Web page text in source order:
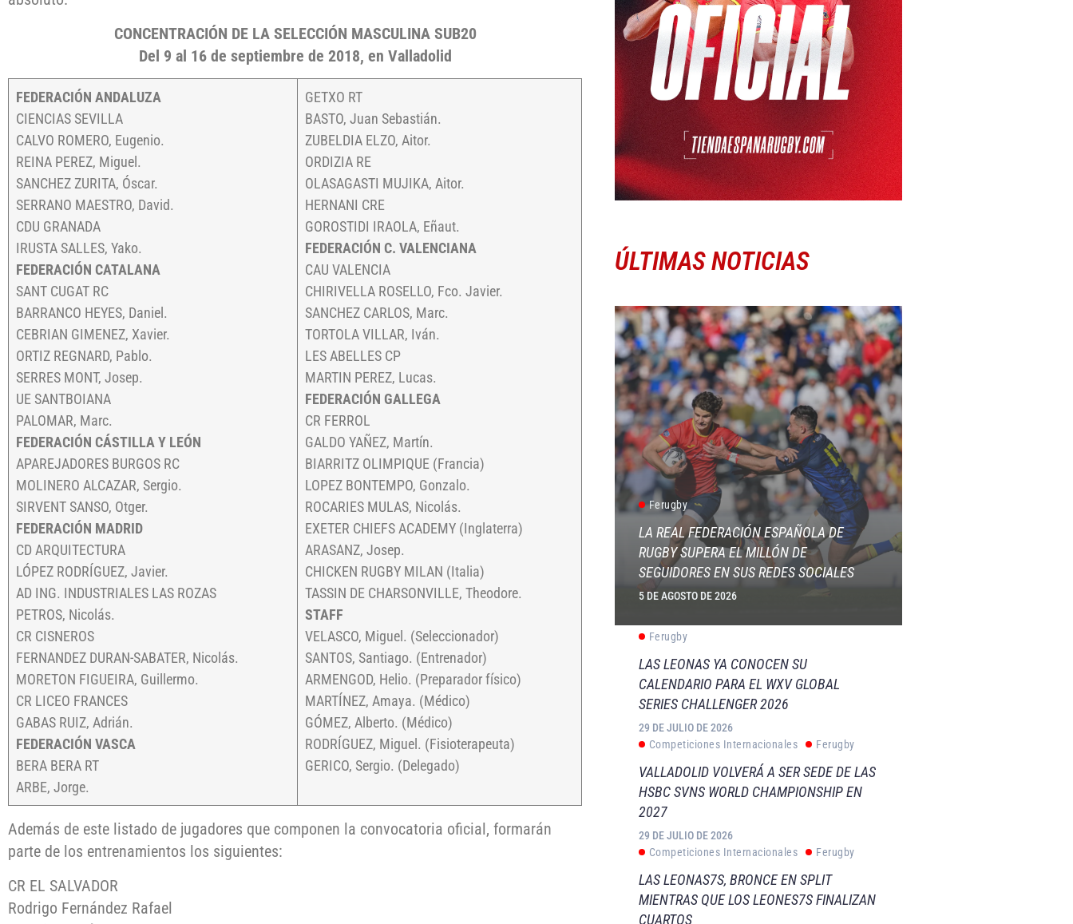
CONCENTRACIÓN DE LA SELECCIÓN MASCULINA SUB20
Del 9 al 16 de septiembre de 2018, en Valladolid
FEDERACIÓN ANDALUZA
CIENCIAS SEVILLA
CALVO ROMERO, Eugenio.
REINA PEREZ, Miguel.
SANCHEZ ZURITA, Óscar.
SERRANO MAESTRO, David.
CDU GRANADA
IRUSTA SALLES, Yako.
FEDERACIÓN CATALANA
SANT CUGAT RC
BARRANCO HEYES, Daniel.
CEBRIAN GIMENEZ, Xavier.
ORTIZ REGNARD, Pablo.
SERRES MONT, Josep.
UE SANTBOIANA
PALOMAR, Marc.
FEDERACIÓN CÁSTILLA Y LEÓN
APAREJADORES BURGOS RC
MOLINERO ALCAZAR, Sergio.
SIRVENT SANSO, Otger.
FEDERACIÓN MADRID
CD ARQUITECTURA
LÓPEZ RODRÍGUEZ, Javier.
AD ING. INDUSTRIALES LAS ROZAS
PETROS, Nicolás.
CR CISNEROS
FERNANDEZ DURAN-SABATER, Nicolás.
MORETON FIGUEIRA, Guillermo.
CR LICEO FRANCES
GABAS RUIZ, Adrián.
FEDERACIÓN VASCA
BERA BERA RT
ARBE, Jorge.
GETXO RT
BASTO, Juan Sebastián.
ZUBELDIA ELZO, Aitor.
ORDIZIA RE
OLASAGASTI MUJIKA, Aitor.
HERNANI CRE
GOROSTIDI IRAOLA, Eñaut.
FEDERACIÓN C. VALENCIANA
CAU VALENCIA
CHIRIVELLA ROSELLO, Fco. Javier.
SANCHEZ CARLOS, Marc.
TORTOLA VILLAR, Iván.
LES ABELLES CP
MARTIN PEREZ, Lucas.
FEDERACIÓN GALLEGA
CR FERROL
GALDO YAÑEZ, Martín.
BIARRITZ OLIMPIQUE (Francia)
LOPEZ BONTEMPO, Gonzalo.
ROCARIES MULAS, Nicolás.
EXETER CHIEFS ACADEMY (Inglaterra)
ARASANZ, Josep.
CHICKEN RUGBY MILAN (Italia)
TASSIN DE CHARSONVILLE, Theodore.
STAFF
VELASCO, Miguel. (Seleccionador)
SANTOS, Santiago. (Entrenador)
ARMENGOD, Helio. (Preparador físico)
MARTÍNEZ, Amaya. (Médico)
GÓMEZ, Alberto. (Médico)
RODRÍGUEZ, Miguel. (Fisioterapeuta)
GERICO, Sergio. (Delegado)
Además de este listado de jugadores que componen la convocatoria oficial, formarán
parte de los entrenamientos los siguientes:
CR EL SALVADOR
Rodrigo Fernández Rafael
ÚLTIMAS NOTICIAS
Ferugby
LA REAL FEDERACIÓN ESPAÑOLA DE
RUGBY SUPERA EL MILLÓN DE
SEGUIDORES EN SUS REDES SOCIALES
5 DE AGOSTO DE 2026
Ferugby
LAS LEONAS YA CONOCEN SU
CALENDARIO PARA EL WXV GLOBAL
SERIES CHALLENGER 2026
29 DE JULIO DE 2026
Competiciones Internacionales
Ferugby
VALLADOLID VOLVERÁ A SER SEDE DE LAS
HSBC SVNS WORLD CHAMPIONSHIP EN
2027
29 DE JULIO DE 2026
Competiciones Internacionales
Ferugby
LAS LEONAS7S, BRONCE EN SPLIT
MIENTRAS QUE LOS LEONES7S FINALIZAN
CUARTOS